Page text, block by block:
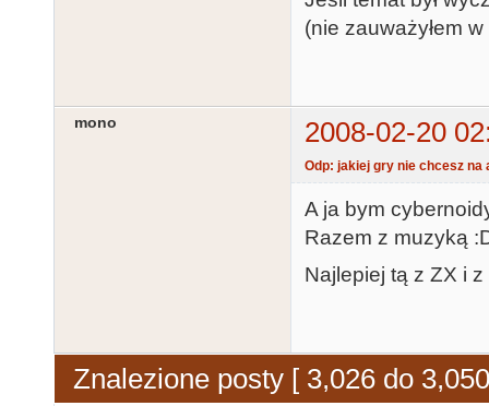
(nie zauważyłem
mono 2008-02-20
Odp: jakiej gry nie chcesz na
A ja bym
Razem z muzyką
Najlepiej tą z ZX i
Znalezione posty [ 3,026 do